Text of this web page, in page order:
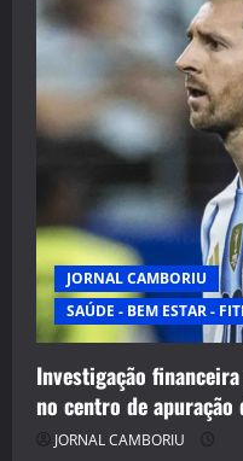
JORNAL CAMBORIU
SAÚDE - BEM ESTAR -
Investigação
no centro de apuração
JORNAL CAMBORIU